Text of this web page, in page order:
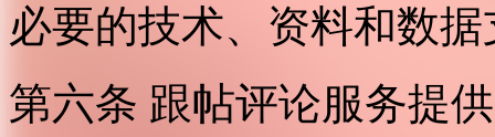
必要的技术、资料和数
第六条 跟帖评论服务提